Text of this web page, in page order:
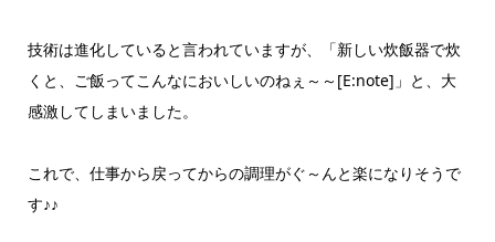
技術は進化していると言われていますが、「新しい炊飯器で炊
くと、ご飯ってこんなにおいしいのねぇ～～[E:note]」と、大
感激してしまいました。
これで、仕事から戻ってからの調理がぐ～んと楽になりそうで
す♪♪